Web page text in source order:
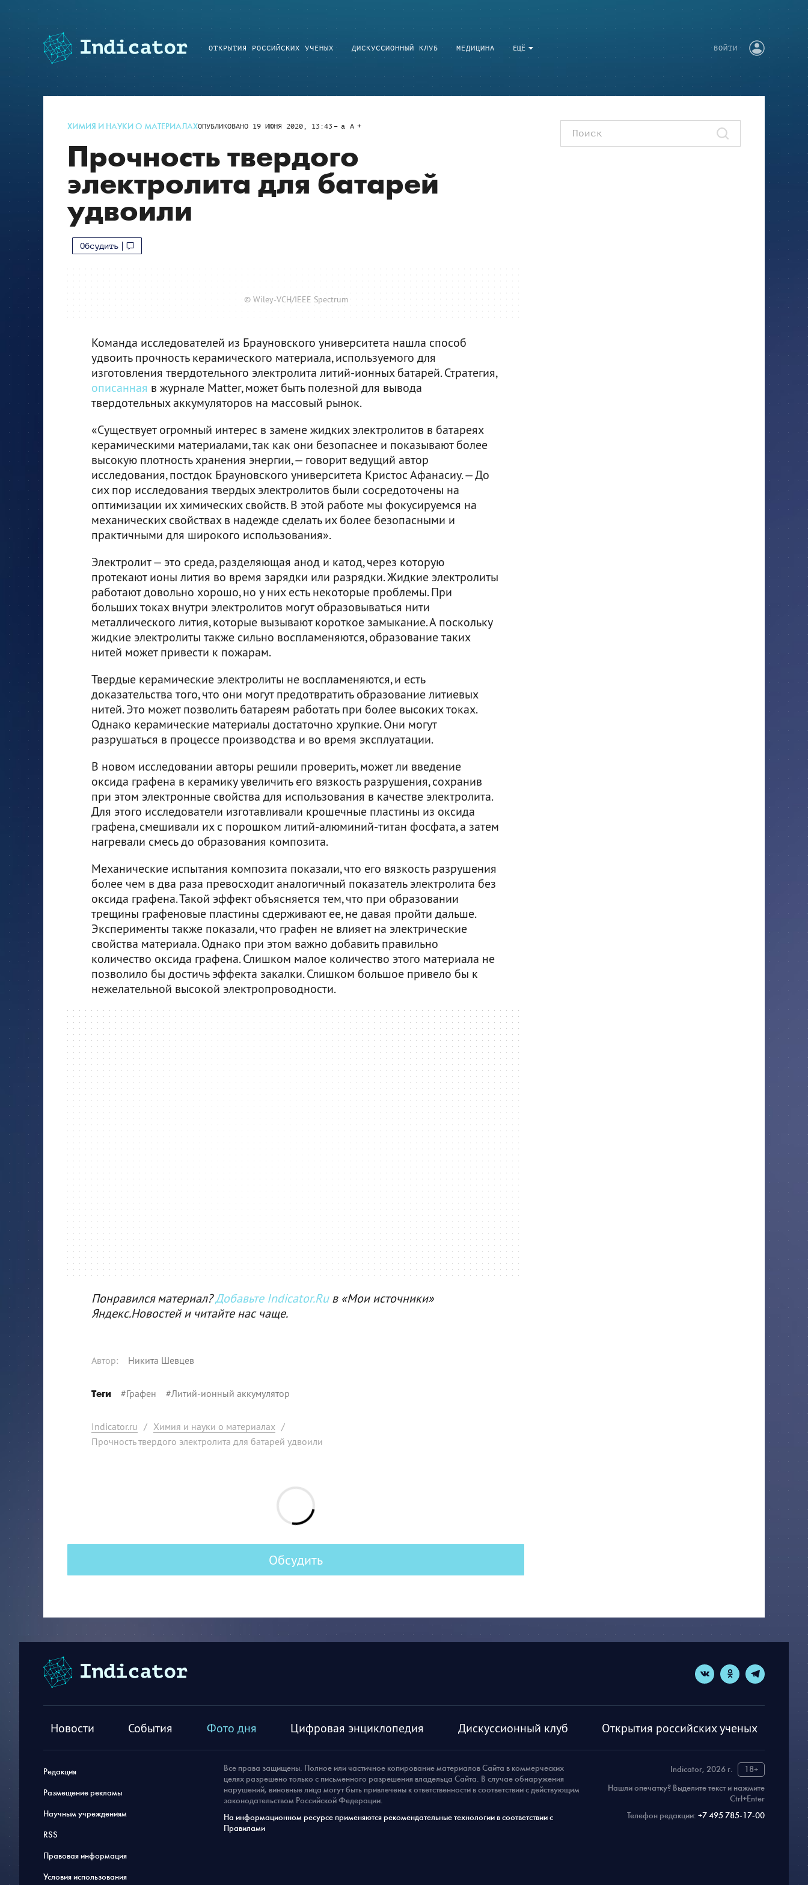
ЕЩЁ
ОТКРЫТИЯ РОССИЙСКИХ УЧЕНЫХ ДИСКУССИОННЫЙ КЛУБ МЕДИЦИНА ВОЙТИ
ХИМИЯ И НАУКИ О МАТЕРИАЛАХОПУБЛИКОВАНО 19 ИЮНЯ 2020, 13:43 a A
Прочность твердого
электролита для батарей
удвоили
Обсудить
© Wiley-VCH/IEEE Spectrum
Команда исследователей из Брауновского университета нашла способ
удвоить прочность керамического материала, используемого для
изготовления твердотельного электролита литий-ионных батарей. Стратегия,
описанная в журнале Matter, может быть полезной для вывода
твердотельных аккумуляторов на массовый рынок.
«Существует огромный интерес в замене жидких электролитов в батареях
керамическими материалами, так как они безопаснее и показывают более
высокую плотность хранения энергии, — говорит ведущий автор
исследования, постдок Брауновского университета Кристос Афанасиу. — До
сих пор исследования твердых электролитов были сосредоточены на
оптимизации их химических свойств. В этой работе мы фокусируемся на
механических свойствах в надежде сделать их более безопасными и
практичными для широкого использования».
Электролит — это среда, разделяющая анод и катод, через которую
протекают ионы лития во время зарядки или разрядки. Жидкие электролиты
работают довольно хорошо, но у них есть некоторые проблемы. При
больших токах внутри электролитов могут образовываться нити
металлического лития, которые вызывают короткое замыкание. А поскольку
жидкие электролиты также сильно воспламеняются, образование таких
нитей может привести к пожарам.
Твердые керамические электролиты не воспламеняются, и есть
доказательства того, что они могут предотвратить образование литиевых
нитей. Это может позволить батареям работать при более высоких токах.
Однако керамические материалы достаточно хрупкие. Они могут
разрушаться в процессе производства и во время эксплуатации.
В новом исследовании авторы решили проверить, может ли введение
оксида графена в керамику увеличить его вязкость разрушения, сохранив
при этом электронные свойства для использования в качестве электролита.
Для этого исследователи изготавливали крошечные пластины из оксида
графена, смешивали их с порошком литий-алюминий-титан фосфата, а затем
нагревали смесь до образования композита.
Механические испытания композита показали, что его вязкость разрушения
более чем в два раза превосходит аналогичный показатель электролита без
оксида графена. Такой эффект объясняется тем, что при образовании
трещины графеновые пластины сдерживают ее, не давая пройти дальше.
Эксперименты также показали, что графен не влияет на электрические
свойства материала. Однако при этом важно добавить правильно
количество оксида графена. Слишком малое количество этого материала не
позволило бы достичь эффекта закалки. Слишком большое привело бы к
нежелательной высокой электропроводности.
Понравился материал?Добавьте Indicator.Ruв «Мои источники»
Яндекс.Новостей и читайте нас чаще.
Автор: Никита Шевцев
Теги #Графен #Литий-ионный аккумулятор
Indicator.ru / Химия и науки о материалах /
Прочность твердого электролита для батарей удвоили
Обсудить
Новости События Фото дня Цифровая энциклопедия Дискуссионный клуб Открытия российских ученых
Редакция
Размещение рекламы
Научным учреждениям
RSS
Правовая информация
Условия использования
Indicator, 2026 г.
18+
Нашли опечатку? Выделите текст и нажмите
Ctrl+Enter
Телефон редакции: +7 495 785-17-00
Все права защищены. Полное или частичное копирование материалов Сайта в коммерческих
целях разрешено только с письменного разрешения владельца Сайта. В случае обнаружения
нарушений, виновные лица могут быть привлечены к ответственности в соответствии с действующим
законодательством Российской Федерации.
На информационном ресурсе применяются рекомендательные технологии в соответствии с
Правилами